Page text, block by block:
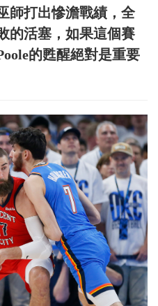
師打出慘澹戰績，全
的活塞，如果這個賽
的甦醒絕對是重要